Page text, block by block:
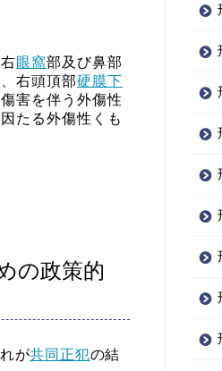
眼窩部及び鼻部
右頭頂部硬膜下
害を伴う外傷性
たる外傷性くも
の政策的
が共同正犯の結